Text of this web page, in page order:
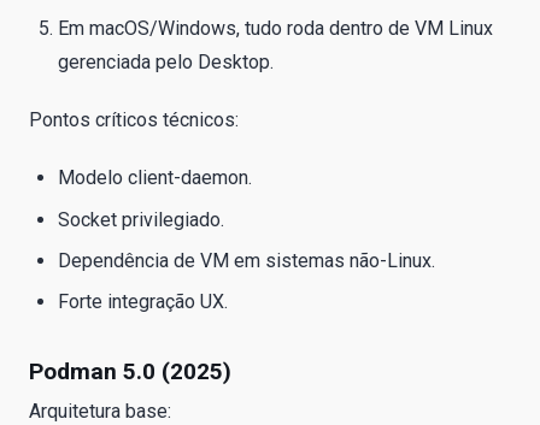
Em macOS/Windows, tudo roda dentro de VM Linux
gerenciada pelo Desktop.
Pontos críticos técnicos:
Modelo client-daemon.
Socket privilegiado.
Dependência de VM em sistemas não-Linux.
Forte integração UX.
Podman 5.0 (2025)
Arquitetura base: